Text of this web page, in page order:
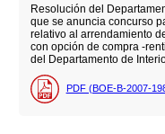
Resolución del
que se anuncia concurso
relativo al arrendamiento
con opción de compra -
del Departamento de
PDF (BOE-B-2007-